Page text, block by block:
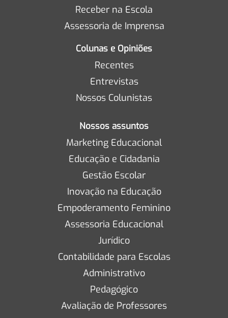
Receber na Escola
Assessoria de Imprensa
Colunas e Opiniões
Recentes
Entrevistas
Nossos Colunistas
Nossos assuntos
Marketing Educacional
Educação e Cidadania
Gestão Escolar
Inovação na Educação
Empoderamento Feminino
Assessoria Educacional
Jurídico
Contabilidade para Escolas
Administrativo
Pedagógico
Avaliação de Professores